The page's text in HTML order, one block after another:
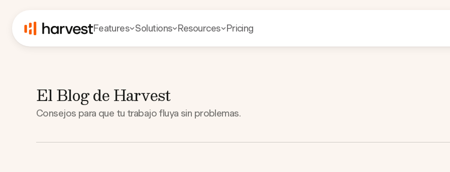
Features Solutions Resources Pricing
El Blog de Harvest
Consejos para que tu trabajo fluya sin problemas.